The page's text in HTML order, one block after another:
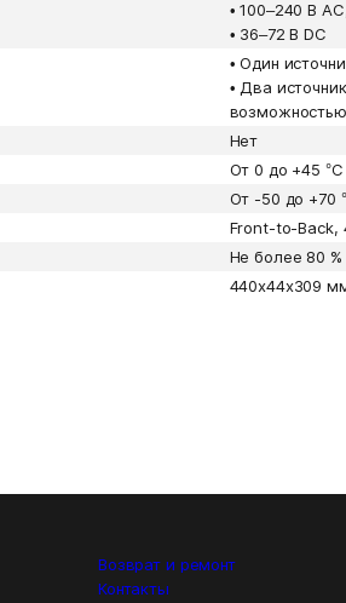
•100–240 В
• 36–72 В DC
•Один
• Два
Нет
От 0 до +45 °С
От -50 до +70
Front-to-Back,
Не более 80 %
440x44x309
Возврат и ремонт
Контакты